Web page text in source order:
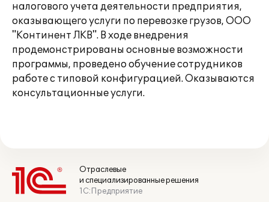
налогового учета деятельности предприятия,
оказывающего услуги по перевозке грузов, ООО
"Континент ЛКВ". В ходе внедрения
продемонстрированы основные возможности
программы, проведено обучение сотрудников
работе с типовой конфигурацией. Оказываются
консультационные услуги.
Отраслевые
и специализированные решения
1С:Предприятие